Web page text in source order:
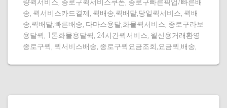
량퀵서비스, 종로구퀵서비스쿠폰, 종로구빠른픽업/빠른배
송, 퀵서비스카드결제, 퀵배송,퀵배달,당일퀵서비스, 퀵배
송,퀵배달,빠른배송, 다마스용달,화물퀵서비스, 종로구라보
용달퀵, 1톤화물용달퀵, 24시간퀵서비스, 월신용거래환영
종로구퀵, 퀵서비스배송, 종로구퀵요금조회,요금퀵,배송,